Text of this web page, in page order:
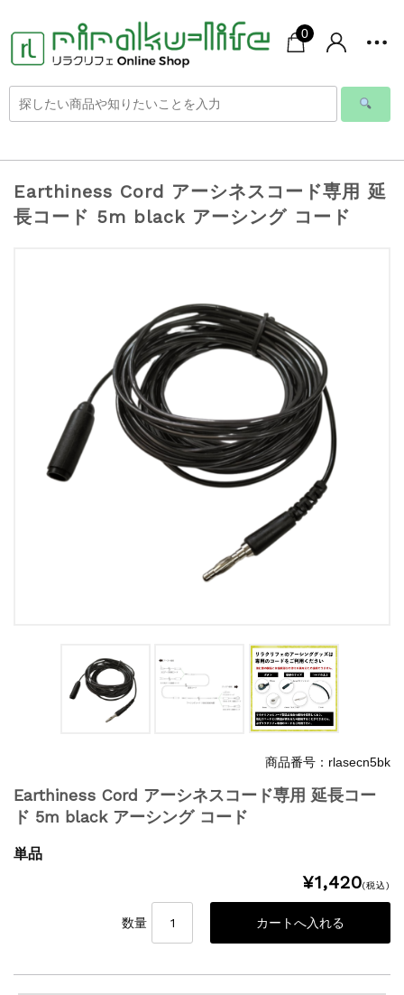
0
Earthiness Cord アーシネスコード専用 延
長コード 5m black アーシング コード
商品番号：rlasecn5bk
Earthiness Cord アーシネスコード専用 延長コー
ド 5m black アーシング コード
単品
¥1,420(税込)
数量